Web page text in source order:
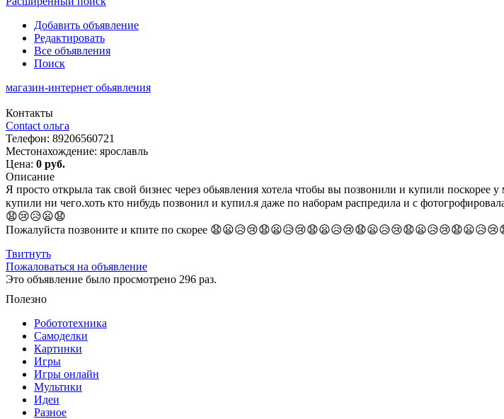
Добавить объявление
Редактировать
Все объявления
Поиск
магазин-интернет обьявления
Контакты
Contact ольга
Телефон: 89206560721
Местонахождение: ярославль
Цена: 0 руб.
Описание
Я просто открыла так свой бизнес через обьявления хотела чтобы вы позвонили и купили
купили ни чего.хоть кто нибудь позвонил и купил.я даже по наборам распредила и с
😧😢😥😦😧
Пожалуйста позвоните и кпите по скорее
Твитнуть
Пожаловаться на объявление
Это объявление было просмотрено 296 раз.
Полезно
Робототехника
Самоделки
Картинки
Игры
Игры онлайн
Мультики
Идеи
Разное